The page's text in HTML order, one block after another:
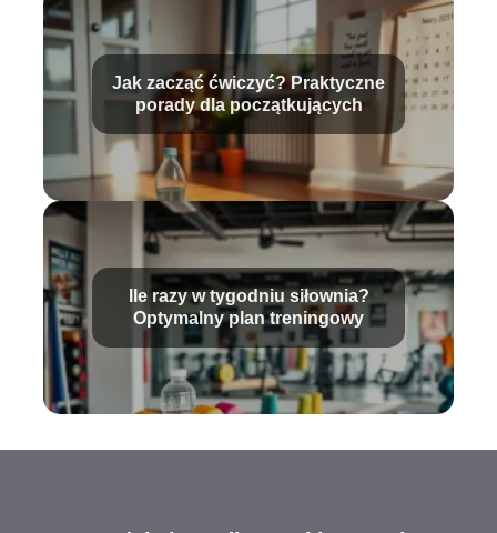
Jak zacząć ćwiczyć? Praktyczne
porady dla początkujących
Ile razy w tygodniu siłownia?
Optymalny plan treningowy